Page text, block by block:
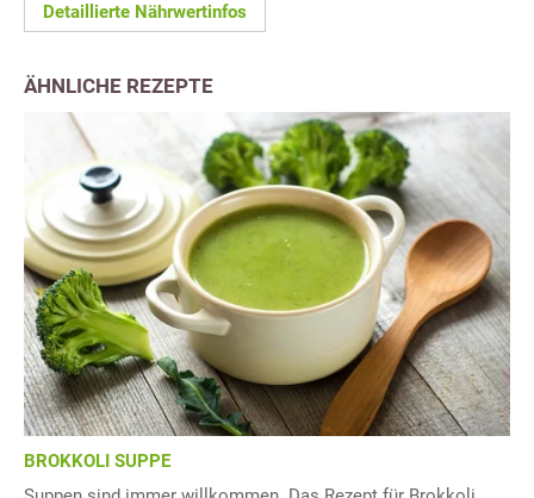
Detaillierte Nährwertinfos
ÄHNLICHE REZEPTE
BROKKOLI SUPPE